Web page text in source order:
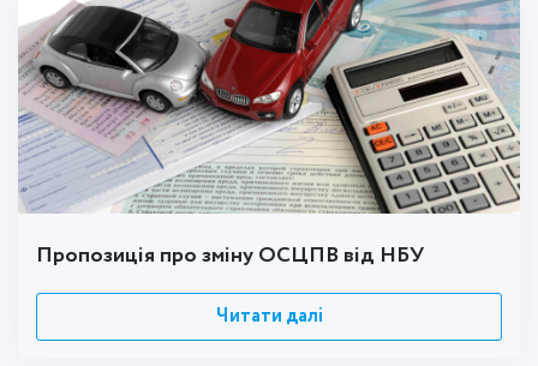
Пропозиція про зміну ОСЦПВ від НБУ
Читати далі